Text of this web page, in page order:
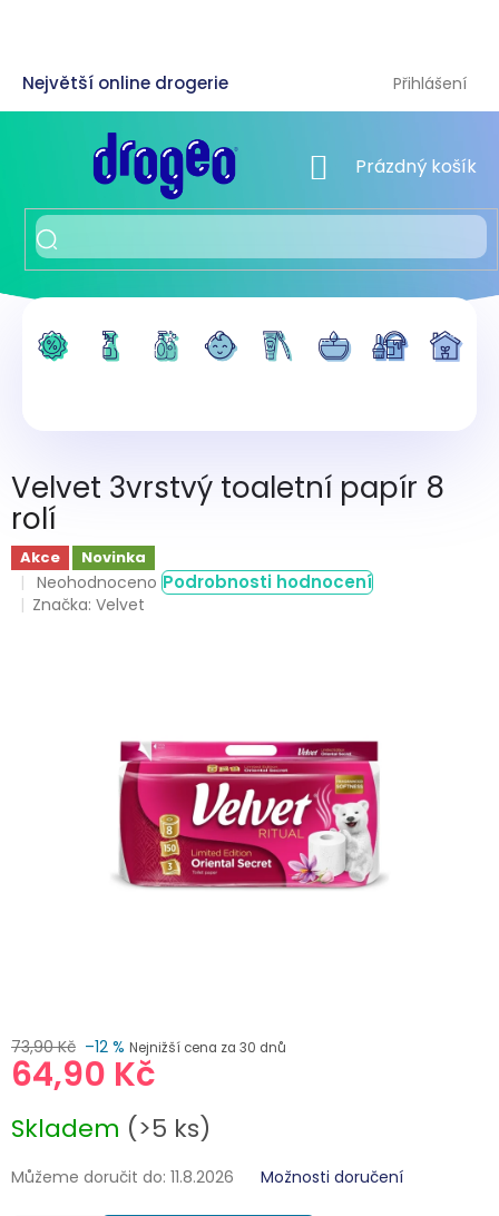
Přihlášení
NÁKUPNÍ KOŠÍK
Prázdný košík
Velvet 3vrstvý toaletní papír 8
rolí
Akce Novinka
Průměrné
hodnocení
Neohodnoceno Podrobnosti hodnocení
Značka:Velvet
73,90 Kč –12 % Nejnižší cena za 30 dnů
64,90 Kč
cena:
Skladem (>5 ks)
Můžeme doručit do: 11.8.2026 Možnosti doručení